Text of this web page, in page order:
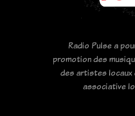
Radio Pulse a
promotion des
des artistes locaux
associative